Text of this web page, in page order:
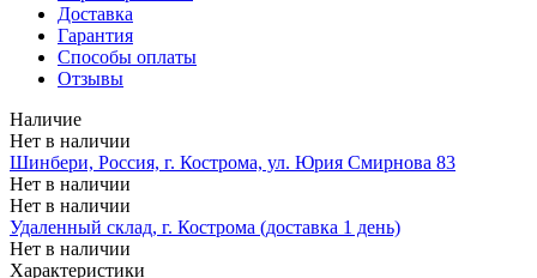
Доставка
Гарантия
Способы оплаты
Отзывы
Наличие
Нет в наличии
Шинбери, Россия, г. Кострома, ул. Юрия Смирнова 83
Нет в наличии
Нет в наличии
Удаленный склад, г. Кострома (доставка 1 день)
Нет в наличии
Характеристики